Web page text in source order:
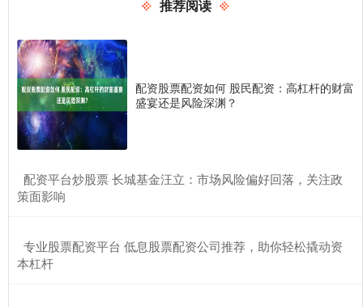
推荐阅读
配资股票配资如何 股民配资：高杠杆的财富
盛宴还是风险深渊？
​配资平台炒股票 长城基金汪立：市场风险偏好回落，关注政
策面影响
​专业股票配资平台 低息股票配资公司推荐，助你轻松撬动资
本杠杆